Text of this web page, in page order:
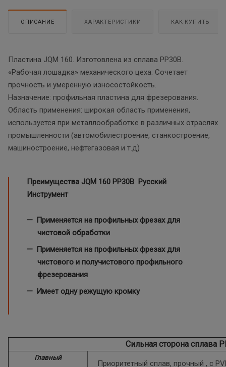
ОПИСАНИЕ ХАРАКТЕРИСТИКИ КАК КУПИТЬ
Пластина JQM 160. Изготовлена из сплава PP30B.
«Рабочая лошадка» механического цеха. Сочетает
прочность и умеренную износостойкость.
Назначение: профильная пластина для фрезерования.
Область применения: широкая область применения,
используется при металлообработке в различных отраслях
промышленности (автомобилестроение, станкостроение,
машиностроение, нефтегазовая и т.д)
Преимущества JQM 160 PP30B Русский
Инструмент
Применяется на профильных фрезах для
чистовой обработки
Применяется на профильных фрезах для
чистового и получистового профильного
фрезерования
Имеет одну режущую кромку
Сильная сторона сплава
Главный
Приоритетный сплав, прочный , с